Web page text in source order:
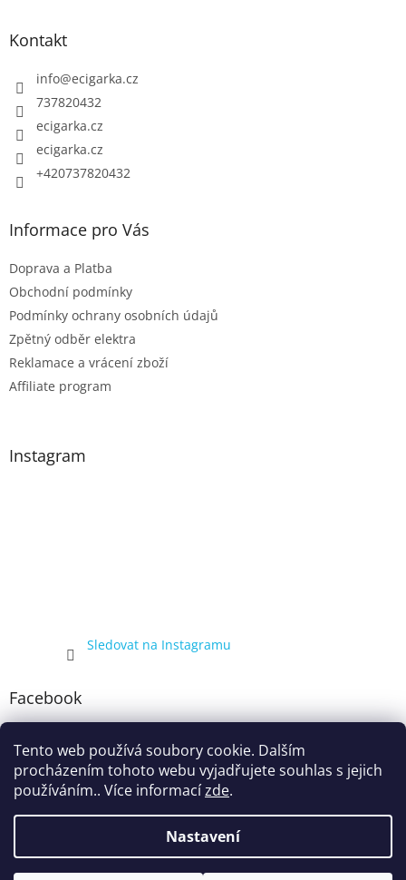
Tento web používá soubory cookie. Dalším
procházením tohoto webu vyjadřujete souhlas s jejich
používáním.. Více informacízde.
Nastavení
Kontakt
info@ecigarka.cz
737820432
ecigarka.cz
ecigarka.cz
+420737820432
Informace pro Vás
Doprava a Platba
Obchodní podmínky
Podmínky ochrany osobních údajů
Zpětný odběr elektra
Reklamace a vrácení zboží
Affiliate program
Instagram
Sledovat na Instagramu
Facebook
Vytvořil Shoptet